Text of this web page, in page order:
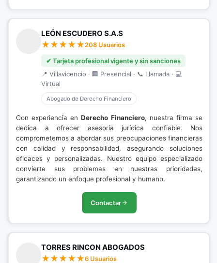
LEÓN ESCUDERO S.A.S
208 Usuarios
✔ Tarjeta profesional vigente y sin sanciones
📍 Villavicencio · 🏢 Presencial · 📞 Llamada · 💻
Virtual
Abogado de Derecho Financiero
Con experiencia enDerecho Financiero, nuestra firma se
dedica a ofrecer asesoría jurídica confiable. Nos
comprometemos a abordar sus preocupaciones financieras
con calidad y responsabilidad, asegurando soluciones
eficaces y personalizadas. Nuestro equipo especializado
convierte sus problemas en nuestras prioridades,
garantizando un enfoque profesional y humano.
Contactar
TORRES RINCON ABOGADOS
6 Usuarios